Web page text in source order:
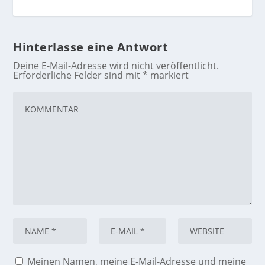
Hinterlasse eine Antwort
Deine E-Mail-Adresse wird nicht veröffentlicht.
Erforderliche Felder sind mit* markiert
Meinen Namen, meine E-Mail-Adresse und meine